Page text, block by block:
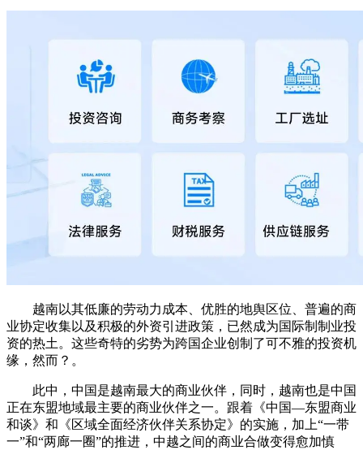
越南以其低廉的劳动力成本、优胜的地舆区位、普遍的商
业协定收集以及积极的外资引进政策，已然成为国际制制业投
资的热土。这些奇特的劣势为跨国企业创制了可不雅的投资机
缘，然而？。
此中，中国是越南最大的商业伙伴，同时，越南也是中国
正在东盟地域最主要的商业伙伴之一。跟着《中国—东盟商业
和谈》和《区域全面经济伙伴关系协定》的实施，加上“一带
一”和“两廊一圈”的推进，中越之间的商业合做变得愈加慎